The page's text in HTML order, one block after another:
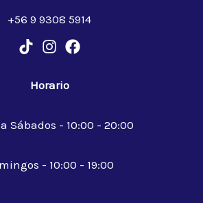
+56 9 9308 5914
Horario
Sábados - 10:00 - 20:00
- 10:00 - 19:00